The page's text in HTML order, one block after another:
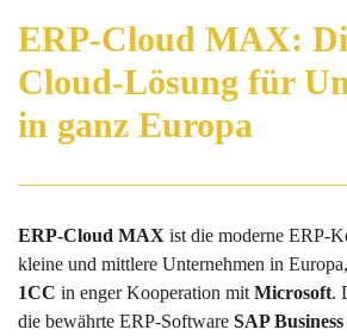
ERP-Cloud MAX:
Cloud-Lösung für
in ganz Europa
ERP-Cloud MAX ist die moderne ERP-
kleine und mittlere Unternehmen in
1CC in enger Kooperation mit Microsoft.
die bewährte ERP-Software SAP